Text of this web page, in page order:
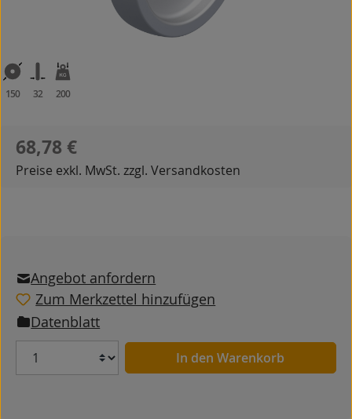
150 32 200
Regulärer Preis:
68,78 €
Preise exkl. MwSt. zzgl. Versandkosten
Angebot anfordern
Zum Merkzettel hinzufügen
Datenblatt
Anzahl In den Warenkorb